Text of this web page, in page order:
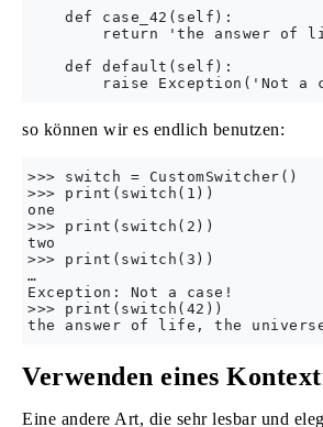
    def case_42(self):
return 'the answer of
    def default(self):
so können wir es endlich benutzen:
>>> switch = CustomSwitcher()
>>> print(switch(1))
one
>>> print(switch(2))
two
>>> print(switch(3))
…
Exception: Not a case!
>>> print(switch(42))
Verwenden eines
Eine andere Art, die sehr lesbar und